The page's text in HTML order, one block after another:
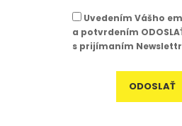
Uvedením Vášho
a potvrdením
s prijímaním
ODOSLAŤ